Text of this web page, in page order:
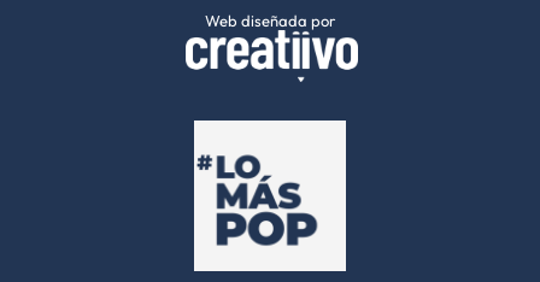
Web diseñada por